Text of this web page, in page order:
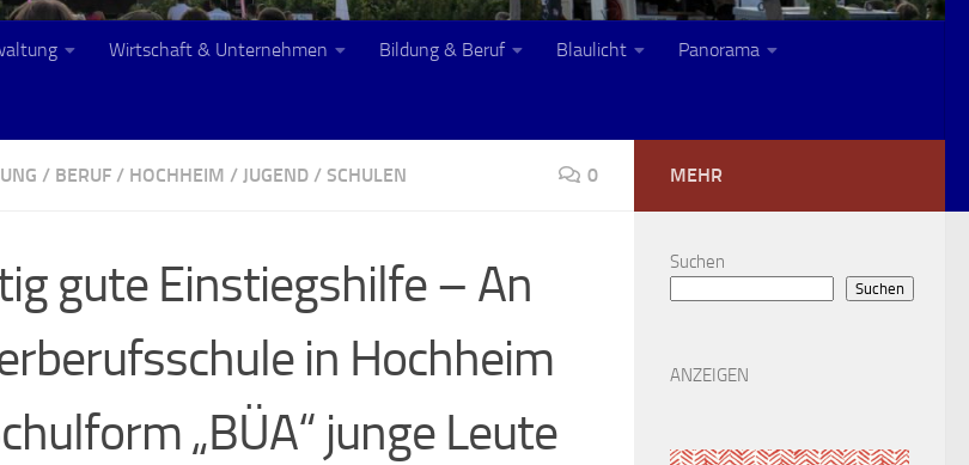
Wirtschaft & Unternehmen Bildung & Beruf Blaulicht Panorama
/ BERUF / HOCHHEIM / JUGEND / SCHULEN 0
gute Einstiegshilfe – An
in Hochheim
„BÜA“ junge Leute
MEHR
Suchen
Suchen
ANZEIGEN